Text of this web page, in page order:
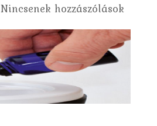
Nincsenek hozzászólások